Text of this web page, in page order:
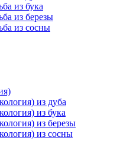
из бука
из березы
из сосны
из дуба
из бука
из березы
из сосны